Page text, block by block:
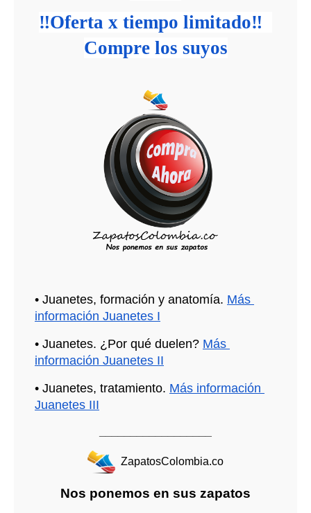
‼Oferta x tiempo limitado‼
Compre los suyos
• Juanetes, formación y anatomía. Más
información Juanetes I
• Juanetes. ¿Por qué duelen? Más
información Juanetes II
• Juanetes, tratamiento. Más información
Juanetes III
ZapatosColombia.co
Nos ponemos en sus zapatos